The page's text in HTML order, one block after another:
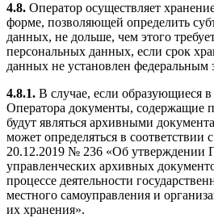
4.8. Оператор осуществляет
форме, позволяющей определить
данных, не дольше, чем этого
персональных данных, если срок
данных не установлен федеральным
4.8.1. В случае, если образующиеся в
Оператора документы, содержащие
будут являться архивными
может определяться в соответствии
20.12.2019 № 236 «Об утверждении
управленческих архивных
процессе деятельности
местного самоуправления и
их хранения».